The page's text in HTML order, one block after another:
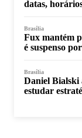
datas,
Brasília
Fux mantém
é suspenso
Brasília
Daniel Bialski
estudar